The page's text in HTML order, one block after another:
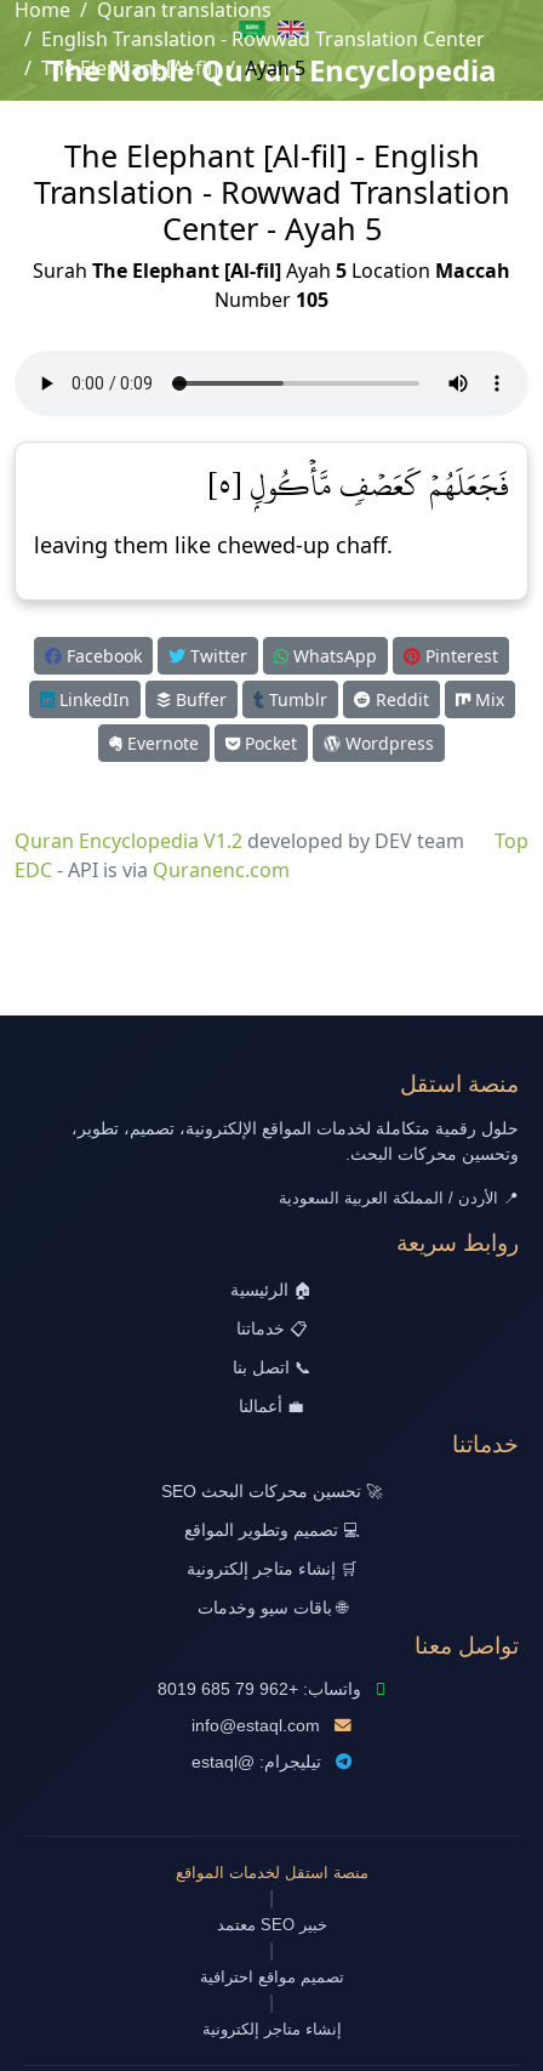
The Noble Qur'an Encyclopedia
Home
Quran translations
English Translation - Rowwad Translation Center
The Elephant [Al-fil]
Ayah 5
The Elephant [Al-fil] - English
Translation - Rowwad Translation
Center - Ayah 5
Surah The Elephant [Al-fil]Ayah 5 Location Maccah
Number 105
فَجَعَلَهُمۡ كَعَصۡفٖ مَّأۡكُولِۭ [٥]
leaving them like chewed-up chaff.
Facebook Twitter WhatsApp
Pinterest
LinkedIn
Buffer Tumblr Reddit
Mix
Evernote
Pocket Wordpress
Top
Quran Encyclopedia V1.2 developed by DEV team
EDC- API is via Quranenc.com
منصة استقل
حلول رقمية متكاملة لخدمات المواقع الإلكترونية، تصميم، تطوير،
وتحسين محركات البحث.
📍 الأردن / المملكة العربية السعودية
روابط سريعة
🏠 الرئيسية
📋 خدماتنا
📞 اتصل بنا
💼 أعمالنا
خدماتنا
🚀 تحسين محركات البحث SEO
💻 تصميم وتطوير المواقع
🛒 إنشاء متاجر إلكترونية
🌐 باقات سيو وخدمات
تواصل معنا
واتساب: +962 79 685 8019
info@estaql.com
تيليجرام: @estaql
منصة استقل لخدمات المواقع
خبير SEO معتمد
تصميم مواقع احترافية
إنشاء متاجر إلكترونية